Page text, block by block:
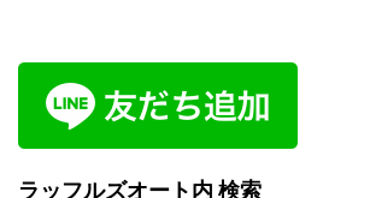
ラッフルズオート内 検索